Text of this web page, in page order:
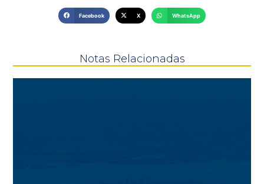
Facebook X WhatsApp
Notas Relacionadas